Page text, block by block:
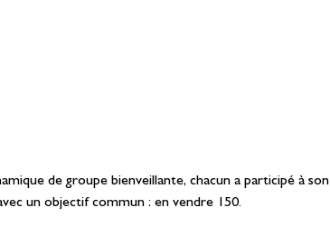
de groupe bienveillante, chacun a participé à son
un objectif commun : en vendre 150.